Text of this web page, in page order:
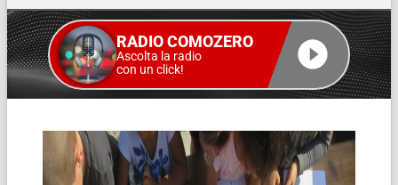
RADIO COMOZERO
Ascolta la radio
con un click!